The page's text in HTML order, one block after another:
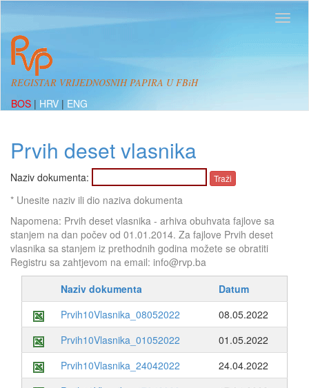
REGISTAR VRIJEDNOSNIH PAPIRA U FBiH
BOS | HRV | ENG
Prvih deset vlasnika
Naziv dokumenta:
* Unesite naziv ili dio naziva dokumenta
Napomena: Prvih deset vlasnika - arhiva obuhvata fajlove sa
stanjem na dan počev od 01.01.2014. Za fajlove Prvih deset
vlasnika sa stanjem iz prethodnih godina možete se obratiti
Registru sa zahtjevom na email: info@rvp.ba
Naziv dokumenta
Datum
Prvih10Vlasnika_08052022
08.05.2022
Prvih10Vlasnika_01052022
01.05.2022
Prvih10Vlasnika_24042022
24.04.2022